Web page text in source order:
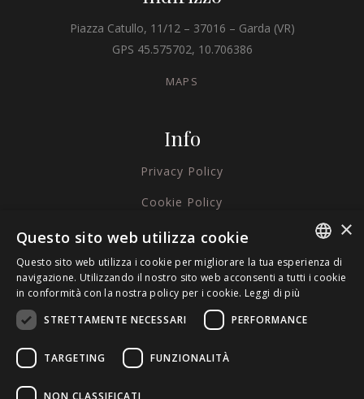
Piazza Catullo, 11/12 – 37016 – Garda (VR)
GPS 45.575702, 10.706386
MAPS
Info
Privacy Policy
Cookie Policy
Credits
ITALIAN
×
Questo sito web utilizza cookie
Questo sito web utilizza i cookie per migliorare la tua esperienza di
navigazione. Utilizzando il nostro sito web acconsenti a tutti i cookie
in conformità con la nostra policy per i cookie. Leggi di più
STRETTAMENTE NECESSARI
PERFORMANCE
TARGETING FUNZIONALITÀ
NON CLASSIFICATI